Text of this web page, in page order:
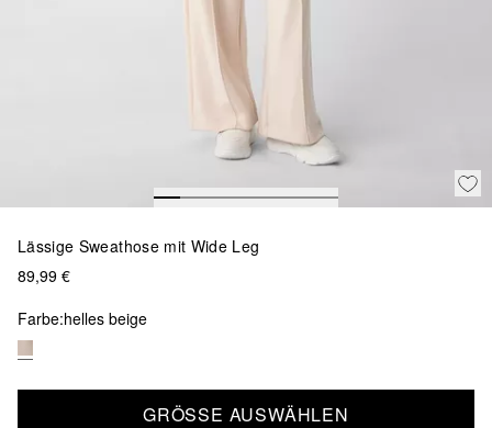
Lässige Sweathose mit Wide Leg
89,99 €
Farbe:helles beige
GRÖSSE AUSWÄHLEN